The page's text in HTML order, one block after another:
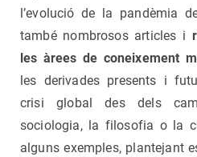
l’evolució de la pandèmia
també nombrosos articles i
les àrees de coneixement
les derivades presents i
crisi global des dels
sociologia, la filosofia o la
alguns exemples, plantejant